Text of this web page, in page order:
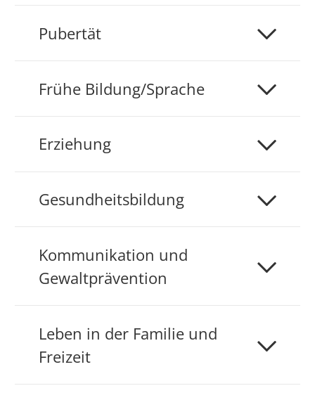
Pubertät
Frühe Bildung/Sprache
Erziehung
Gesundheitsbildung
Kommunikation und
Gewaltprävention
Leben in der Familie und
Freizeit